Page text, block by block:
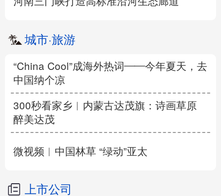
城市·旅游
“China Cool”成海外热词——今年夏天，去
中国纳个凉
300秒看家乡︱内蒙古达茂旗：诗画草原
醉美达茂
微视频︱中国林草 “绿动”亚太
上市公司